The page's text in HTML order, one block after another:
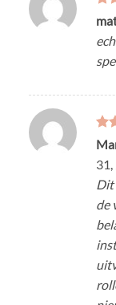
5
5
Dit
de